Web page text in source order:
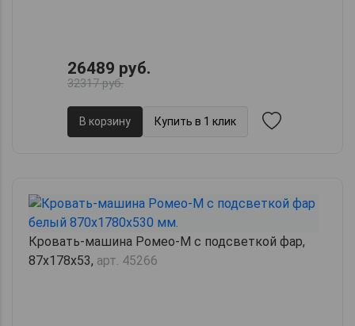
26489 руб.
32317 руб.
В корзину Купить в 1 клик
Кровать-машина Ромео-М с подсветкой фар,
87х178х53, арт. 45266